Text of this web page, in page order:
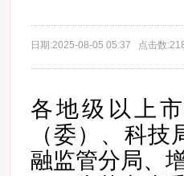
日期:2025-08-05 05:37 点击数
各地级以上
（委）、科
融监管分局、